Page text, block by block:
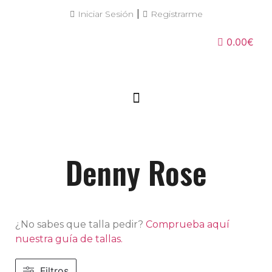
Iniciar Sesión Registrarme
0.00€
Denny Rose
¿No sabes que talla pedir? Comprueba aquí
nuestra guía de tallas.